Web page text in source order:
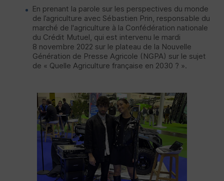
En prenant la parole sur les perspectives du monde
de l’agriculture avec Sébastien Prin, responsable du
marché de l'agriculture à la Confédération nationale
du Crédit Mutuel, qui est intervenu le mardi
8 novembre 2022 sur le plateau de la Nouvelle
Génération de Presse Agricole (NGPA) sur le sujet
de « Quelle Agriculture française en 2030 ? ».